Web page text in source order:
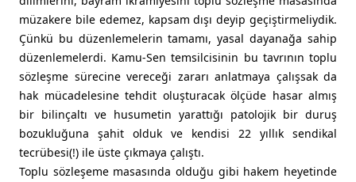
müzakere bile edemez, kapsam dışı deyip geçiştirmeliydik.
Çünkü bu düzenlemelerin tamamı, yasal dayanağa sahip
düzenlemelerdi. Kamu-Sen temsilcisinin bu tavrının toplu
sözleşme sürecine vereceği zararı anlatmaya çalışsak da
hak mücadelesine tehdit oluşturacak ölçüde hasar almış
bir bilinçaltı ve husumetin yarattığı patolojik bir duruş
bozukluğuna şahit olduk ve kendisi 22 yıllık sendikal
tecrübesi(!) ile üste çıkmaya çalıştı.
Toplu sözleşeme masasında olduğu gibi hakem heyetinde